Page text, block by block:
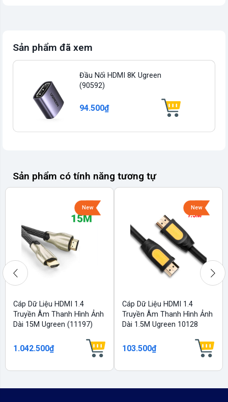
Sản phẩm đã xem
Đầu Nối HDMI 8K Ugreen
(90592)
94.500₫
Sản phẩm có tính năng tương tự
New
Cáp Dữ Liệu HDMI 1.4
Truyền Âm Thanh Hình Ảnh
Dài 15M Ugreen (11197)
1.042.500₫
New
Cáp Dữ Liệu HDMI 1.4
Truyền Âm Thanh Hình Ảnh
Dài 1.5M Ugreen 10128
103.500₫